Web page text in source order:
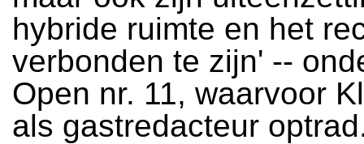
hybride ruimte en het
verbonden te zijn' --
Open nr. 11, waarvoor
als gastredacteur